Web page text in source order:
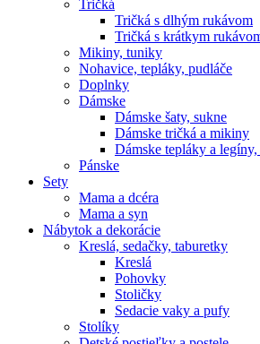
Tričká
Tričká s dlhým rukávom
Tričká s krátkym
Mikiny, tuniky
Nohavice, tepláky, pudláče
Doplnky
Dámske
Dámske šaty, sukne
Dámske tričká a mikiny
Dámske tepláky a
Pánske
Sety
Mama a dcéra
Mama a syn
Nábytok a dekorácie
Kreslá, sedačky, taburetky
Kreslá
Pohovky
Stoličky
Sedacie vaky a pufy
Stolíky